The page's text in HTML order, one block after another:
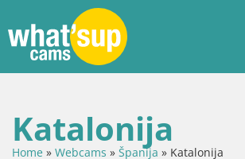
Katalonija
Home » Webcams » Španija » Katalonija